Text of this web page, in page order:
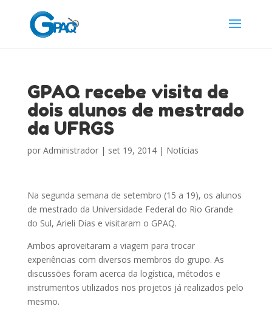
GPAQ recebe visita de
dois alunos de mestrado
da UFRGS
por Administrador| set 19, 2014| Notícias
Na segunda semana de setembro (15 a 19), os alunos
de mestrado da Universidade Federal do Rio Grande
do Sul, Arieli Dias e visitaram o GPAQ.
Ambos aproveitaram a viagem para trocar
experiências com diversos membros do grupo. As
discussões foram acerca da logística, métodos e
instrumentos utilizados nos projetos já realizados pelo
mesmo.